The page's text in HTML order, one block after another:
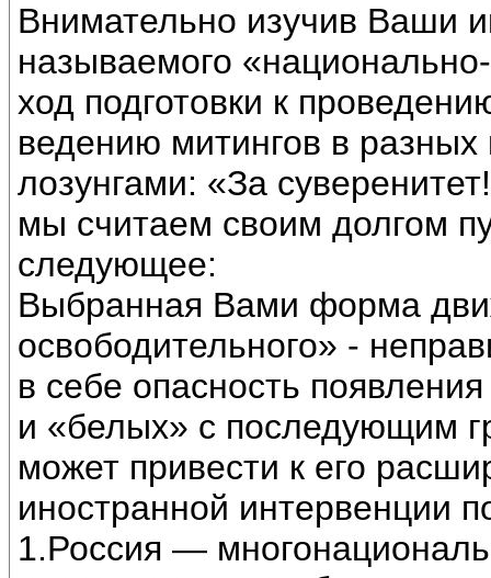
Внимательно изучив Ваши
называемого
ход подготовки к
ведению митингов в
лозунгами: «За
мы считаем своим долгом
следующее:
Выбранная Вами форма
освободительного» -
в себе опасность
и «белых» с последующим
может привести к его
иностранной интервенции
1.Россия —